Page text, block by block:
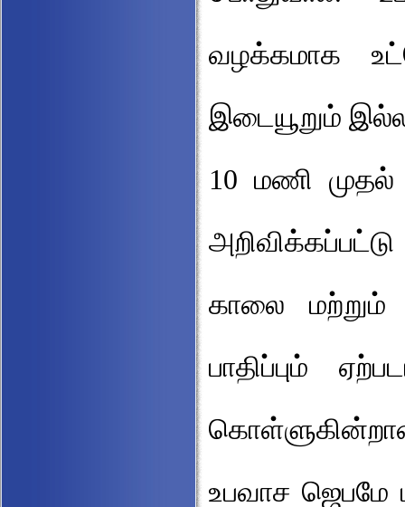
வழக்கமாக
இடையூறும்
10 மணி
காலை
பாதிப்பும்
உபவாச